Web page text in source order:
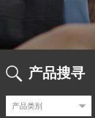
产品搜寻